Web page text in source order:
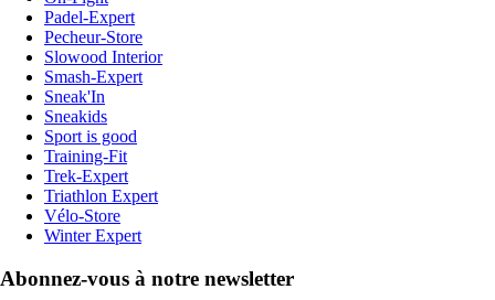
Padel-Expert
Pecheur-Store
Slowood Interior
Smash-Expert
Sneak'In
Sneakids
Sport is good
Training-Fit
Trek-Expert
Triathlon Expert
Vélo-Store
Winter Expert
Abonnez-vous à notre newsletter